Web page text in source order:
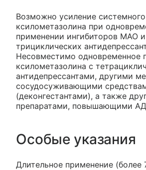
Возможно усиление
ксилометазолина при
применении ингибиторов МАО и
трициклических
Несовместимо одновременное
ксилометазолина с
антидепрессантами, другими
сосудосуживающими
(деконгестантами), а также
препаратами, повышающими
Особые указания
Длительное применение (более